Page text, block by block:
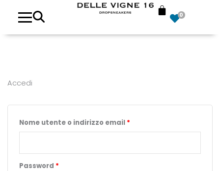
0
Accedi
Nome utente o indirizzo email *
Richiesto
Password *
RichiestoRichiesto